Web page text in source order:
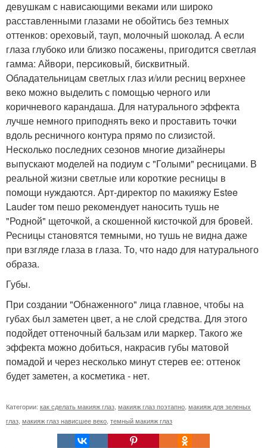
девушкам с нависающими веками или широко
расставленными глазами не обойтись без темных
оттенков: ореховый, тауп, молочный шоколад. А если
глаза глубоко или близко посажены, пригодится светлая
гамма: Айвори, персиковый, бисквитный.
Обладательницам светлых глаз и/или ресниц верхнее
веко можно выделить с помощью черного или
коричневого карандаша. Для натурального эффекта
лучше немного приподнять веко и проставить точки
вдоль ресничного контура прямо по слизистой.
Несколько последних сезонов многие дизайнеры
выпускают моделей на подиум с "Голыми" ресницами. В
реальной жизни светлые или короткие ресницы в
помощи нуждаются. Арт-директор по макияжу Estee
Lauder том пешо рекомендует наносить тушь не
"Родной" щеточкой, а скошенной кисточкой для бровей.
Ресницы становятся темными, но тушь не видна даже
при взгляде глаза в глаза. То, что надо для натурального
образа.
Губы.
При создании "Обнаженного" лица главное, чтобы на
губах был заметен цвет, а не слой средства. Для этого
подойдет оттеночный бальзам или маркер. Такого же
эффекта можно добиться, накрасив губы матовой
помадой и через несколько минут стерев ее: оттенок
будет заметен, а косметика - нет.
Категории: как сделать макияж глаз макияж глаз поэтапно макияж для зеленых
глаз макияж глаз нависшее веко темный макияж глаз